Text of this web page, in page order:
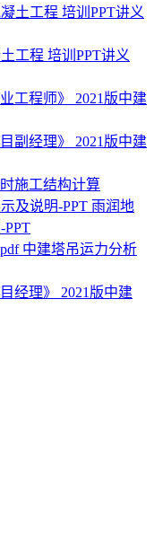
工程 培训PPT讲义
2021版中建
2021版中建
施工结构计算
雨润地
PPT
中建塔吊运力分析
2021版中建